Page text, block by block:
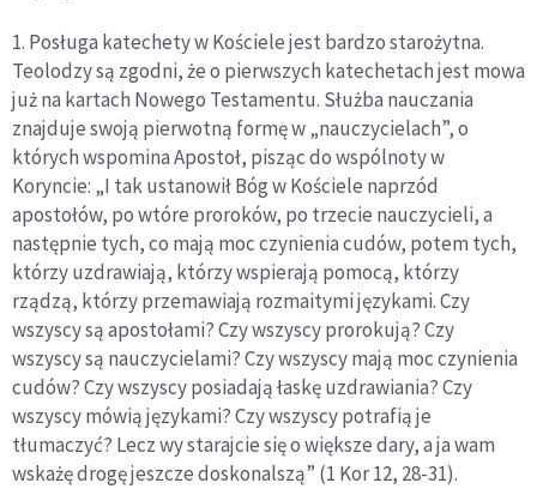
1. Posługa katechety w Kościele jest bardzo starożytna.
Teolodzy są zgodni, że o pierwszych katechetach jest mowa
już na kartach Nowego Testamentu. Służba nauczania
znajduje swoją pierwotną formę w „nauczycielach”, o
których wspomina Apostoł, pisząc do wspólnoty w
Koryncie: „I tak ustanowił Bóg w Kościele naprzód
apostołów, po wtóre proroków, po trzecie nauczycieli, a
następnie tych, co mają moc czynienia cudów, potem tych,
którzy uzdrawiają, którzy wspierają pomocą, którzy
rządzą, którzy przemawiają rozmaitymi językami. Czy
wszyscy są apostołami? Czy wszyscy prorokują? Czy
wszyscy są nauczycielami? Czy wszyscy mają moc czynienia
cudów? Czy wszyscy posiadają łaskę uzdrawiania? Czy
wszyscy mówią językami? Czy wszyscy potrafią je
tłumaczyć? Lecz wy starajcie się o większe dary, a ja wam
wskażę drogę jeszcze doskonalszą” (1 Kor 12, 28-31).